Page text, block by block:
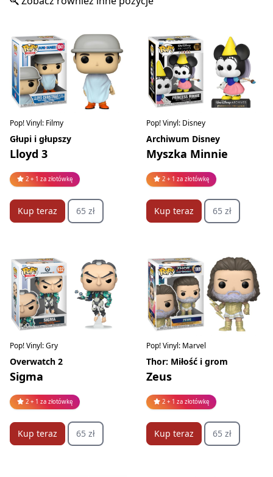
Pop! Vinyl: Filmy
Głupi i głupszy
Lloyd 3
2 + 1 za złotówkę
Kup teraz 65 zł
Pop! Vinyl: Disney
Archiwum Disney
Myszka Minnie
2 + 1 za złotówkę
Kup teraz 65 zł
Pop! Vinyl: Gry
Overwatch 2
Sigma
2 + 1 za złotówkę
Kup teraz 65 zł
Pop! Vinyl: Marvel
Thor: Miłość i grom
Zeus
2 + 1 za złotówkę
Kup teraz 65 zł